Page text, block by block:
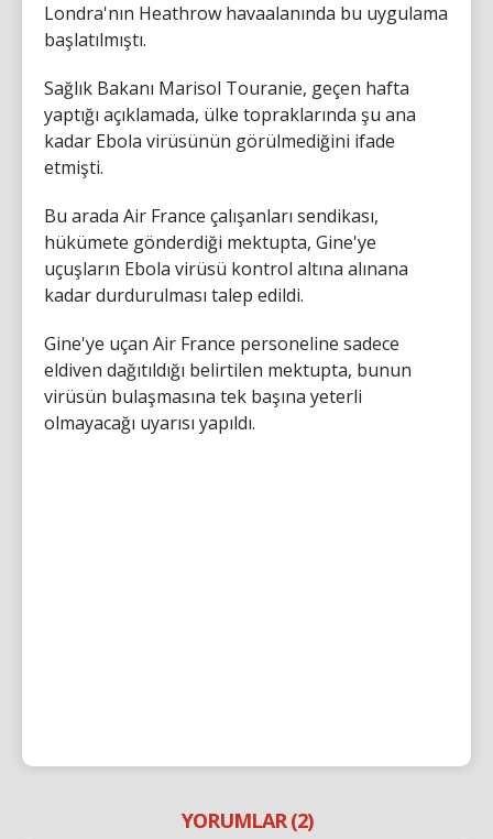
Londra'nın Heathrow havaalanında bu uygulama
başlatılmıştı.
Sağlık Bakanı Marisol Touranie, geçen hafta
yaptığı açıklamada, ülke topraklarında şu ana
kadar Ebola virüsünün görülmediğini ifade
etmişti.
Bu arada Air France çalışanları sendikası,
hükümete gönderdiği mektupta, Gine'ye
uçuşların Ebola virüsü kontrol altına alınana
kadar durdurulması talep edildi.
Gine'ye uçan Air France personeline sadece
eldiven dağıtıldığı belirtilen mektupta, bunun
virüsün bulaşmasına tek başına yeterli
olmayacağı uyarısı yapıldı.
YORUMLAR (2)